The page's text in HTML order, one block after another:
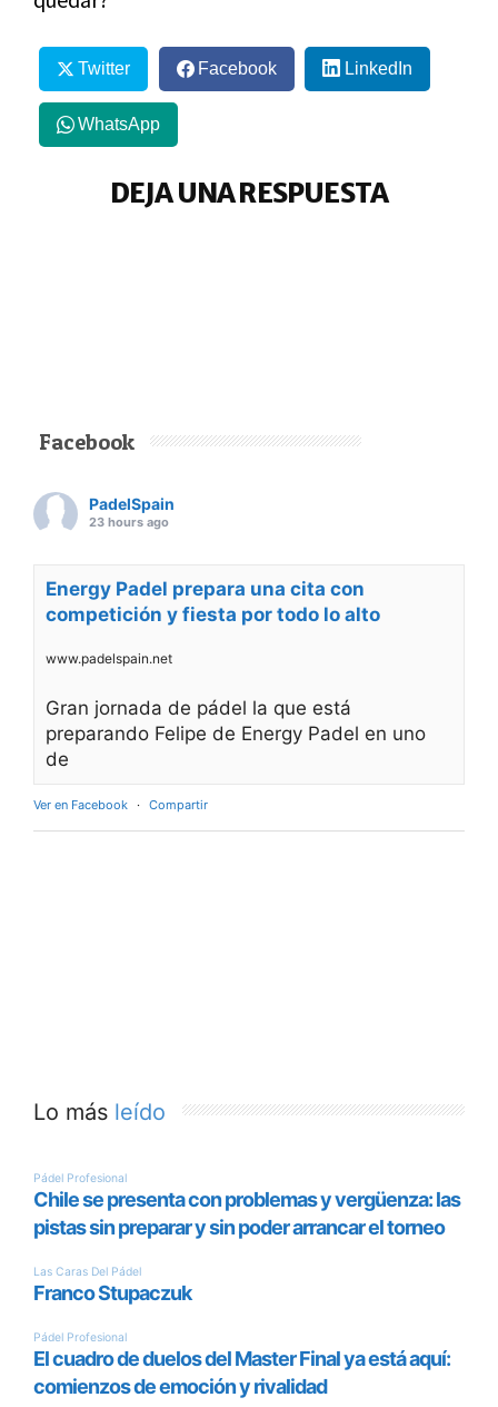
Twitter Facebook LinkedIn
WhatsApp
DEJA UNA RESPUESTA
Facebook
PadelSpain
23 hours ago
Energy Padel prepara una cita con
competición y fiesta por todo lo alto
www.padelspain.net
Gran jornada de pádel la que está
preparando Felipe de Energy Padel en uno
de
Ver en Facebook · Compartir
Lo más leído